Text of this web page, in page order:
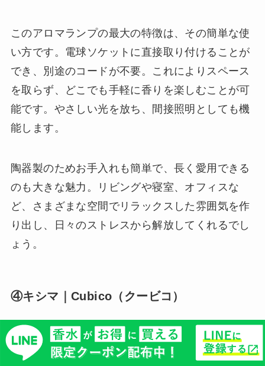
このアロマランプの最大の特徴は、その簡単な使
い方です。電球ソケットに直接取り付けることが
でき、別途のコードが不要。これによりスペース
を取らず、どこでも手軽に香りを楽しむことが可
能です。やさしい光を放ち、間接照明としても機
能します。
陶器製のためお手入れも簡単で、長く愛用できる
のも大きな魅力。リビングや寝室、オフィスな
ど、さまざまな空間でリラックスした雰囲気を作
り出し、日々のストレスから解放してくれるでし
ょう。
④キシマ｜Cubico（クービコ）